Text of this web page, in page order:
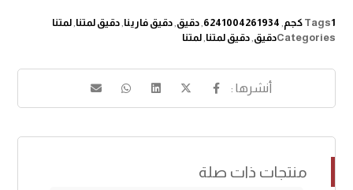
Tags1 كجم 6241004261934
,دقيق ,دقيق فارينا ,دقيق لمتنا ,لمتنا
Categoriesدقيق ,دقيق لمتنا ,لمتنا
منتجات ذات صلة